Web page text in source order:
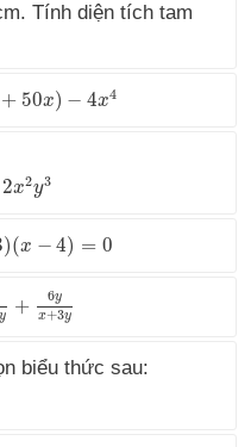
Tính diện tích tam
+ 50x) − 4x4
x )−4x4
2x2y3
)(x − 4) = 0
0
y + 6y
x+3y
3 y+ 6yx+3
biểu thức sau: